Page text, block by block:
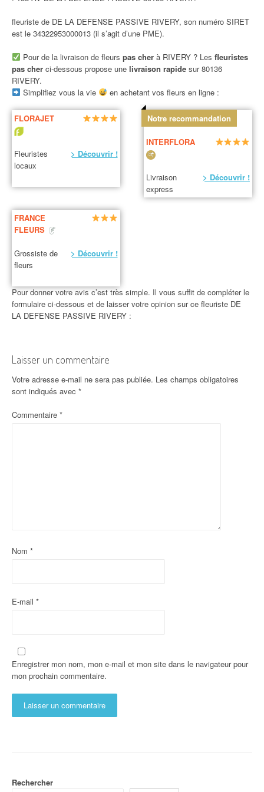
fleuriste de DE LA DEFENSE PASSIVE RIVERY, son numéro SIRET
est le 34322953000013 (il s’agit d’une PME).
Pour de la livraison de fleurs pas cherà RIVERY ? Les fleuristes
pas cher ci-dessous propose une livraison rapide sur 80136
RIVERY.
Simplifiez vous la vie
en achetant vos fleurs en ligne :
FLORAJET
Fleuristes
locaux
> Découvrir !
Notre recommandation
INTERFLORA
Livraison
express
> Découvrir !
FRANCE
FLEURS
Grossiste de
fleurs
> Découvrir !
Pour donner votre avis c’est très simple. Il vous suffit de compléter le
formulaire ci-dessous et de laisser votre opinion sur ce fleuriste DE
LA DEFENSE PASSIVE RIVERY :
Laisser un commentaire
Votre adresse e-mail ne sera pas publiée. Les champs obligatoires
sont indiqués avec *
Commentaire *
Nom *
E-mail *
Enregistrer mon nom, mon e-mail et mon site dans le navigateur pour
mon prochain commentaire.
Rechercher